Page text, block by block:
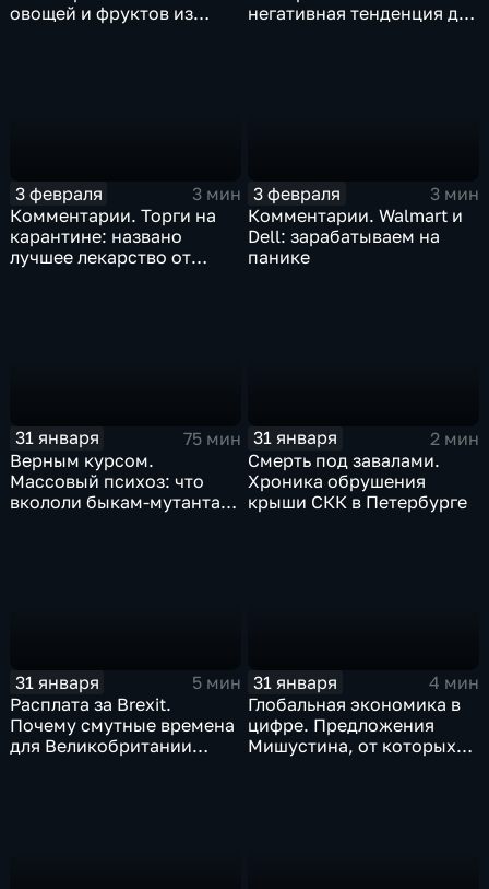
овощей и фруктов из
негативная тенденция для
3 февраля
3 мин
Комментарии. Торги на
карантине: названо
лучшее лекарство от
3 февраля
3 мин
Комментарии. Walmart и
Dell: зарабатываем на
панике
31 января
75 мин
Верным курсом.
Массовый психоз: что
вкололи быкам-мутантам,
31 января
2 мин
Смерть под завалами.
Хроника обрушения
крыши СКК в Петербурге
31 января
5 мин
Расплата за Brexit.
Почему смутные времена
для Великобритании
31 января
4 мин
Глобальная экономика в
цифре. Предложения
Мишустина, от которых